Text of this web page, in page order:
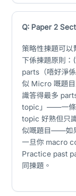
Q: Paper 2
策略性揀題可
下係揀題原則：
parts（唔好淨
似 Micro 嘅題
識答得最多
topic」——一條
topic 好熟但只
似嘅題目——如
一旦你 macro
Practice past
同揀題。